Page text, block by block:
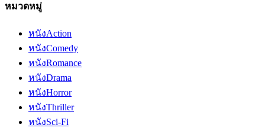
หมวดหมู่
หนังAction
หนังComedy
หนังRomance
หนังDrama
หนังHorror
หนังThriller
หนังSci-Fi